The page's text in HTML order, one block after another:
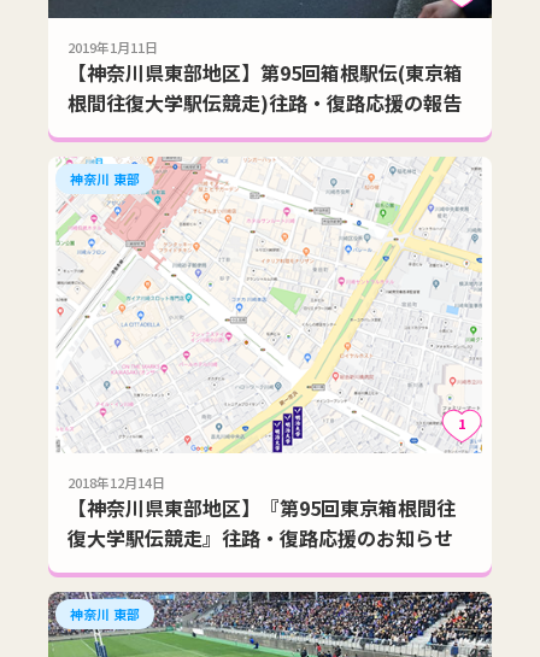
2019年1月11日
【神奈川県東部地区】第95回箱根駅伝(東京箱
根間往復大学駅伝競走)往路・復路応援の報告
神奈川 東部
1
2018年12月14日
【神奈川県東部地区】『第95回東京箱根間往
復大学駅伝競走』往路・復路応援のお知らせ
神奈川 東部